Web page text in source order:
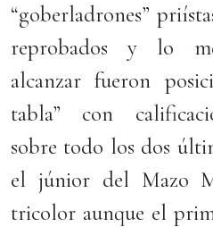
“goberladrones”
reprobados y lo
alcanzar fueron
tabla” con
sobre todo los dos
el júnior del Mazo
tricolor aunque el